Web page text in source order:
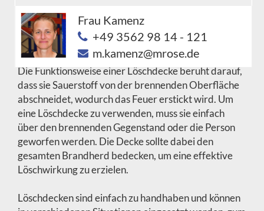
Die Decke besteht in der Regel aus einer speziellen
Art von Glasfasergewebe oder anderen
feuerbeständigen Materialien.
Die Funktionsweise einer Löschdecke beruht darauf,
dass sie Sauerstoff von der brennenden Oberfläche
abschneidet, wodurch das Feuer erstickt wird. Um
eine Löschdecke zu verwenden, muss sie einfach
über den brennenden Gegenstand oder die Person
geworfen werden. Die Decke sollte dabei den
gesamten Brandherd bedecken, um eine effektive
Löschwirkung zu erzielen.
Löschdecken sind einfach zu handhaben und können
Frau Kamenz
+49 3562 98 14 - 121
m.kamenz@mrose.de